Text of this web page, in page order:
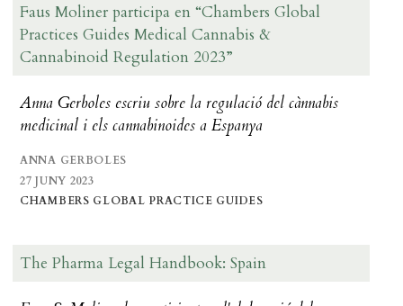
Faus Moliner participa en “Chambers Global
Practices Guides Medical Cannabis &
Cannabinoid Regulation 2023”
Anna Gerboles escriu sobre la regulació del cànnabis
medicinal i els cannabinoides a Espanya
ANNA GERBOLES
27 JUNY 2023
CHAMBERS GLOBAL PRACTICE GUIDES
The Pharma Legal Handbook: Spain